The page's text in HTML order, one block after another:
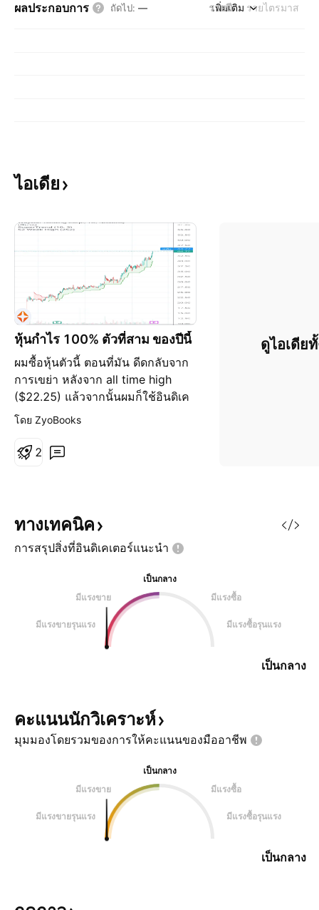
ผลประกอบการ ถัดไป: — รายปี รายไตรมาส
เพิ่มเติม
ไอเดีย
หุ้นกำไร 100% ตัวที่สาม ของปีนี้
ผมซื้อหุ้นตัวนี้ ตอนที่มัน ดีดกลับจาก
การเขย่า หลังจาก all time high
($22.25) แล้วจากนั้นผมก็ใช้อินดิเค
เตอร์ Super trend ในการรันเทรนด์
คือทรงของ "หุ้นในฝัน" ของผม(ซึ่ง
โดย ZyoBooks
2
ดูไอเดีย
ทางเทคนิค
การสรุปสิ่งที่อินดิเคเตอร์แนะนำ
เป็นกลาง
มีแรงขาย
มีแรงซื้อ
มีแรงขายรุนแรง มีแรงซื้อรุนแรง
เป็นกลาง
คะแนนนักวิเคราะห์
มุมมองโดยรวมของการให้คะแนนของมืออาชีพ
เป็นกลาง
มีแรงขาย
มีแรงซื้อ
มีแรงขายรุนแรง มีแรงซื้อรุนแรง
เป็นกลาง